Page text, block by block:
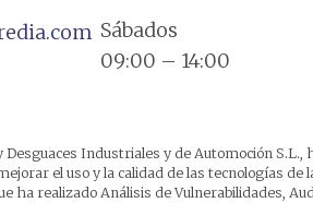
Sábados
09:00 – 14:00
Desguaces Industriales y de Automoción
el uso y la calidad de las tecnologías
ha realizado Análisis de Vulnerabilidades,